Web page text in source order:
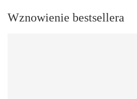
Wznowienie bestsellera